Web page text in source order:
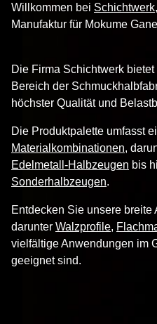
Willkommen bei Schichtwerk
Manufaktur für Mokume
Die Firma Schichtwerk
Bereich der
höchster Qualität und
Die Produktpalette umfasst
Materialkombinationen,
Edelmetall-Halbzeugen bis
Sonderhalbzeugen.
Entdecken Sie unsere breite
darunter Walzprofile,
vielfältige Anwendungen im
geeignet sind.